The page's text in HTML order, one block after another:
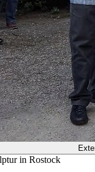
in Rostock